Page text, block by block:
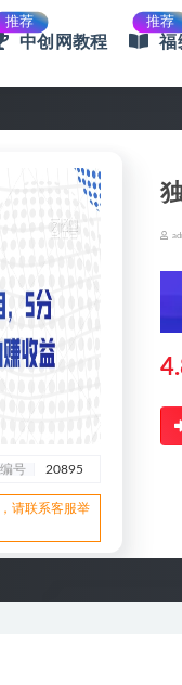
推荐
中创网教程
推荐
福
号 20895
请联系客服举